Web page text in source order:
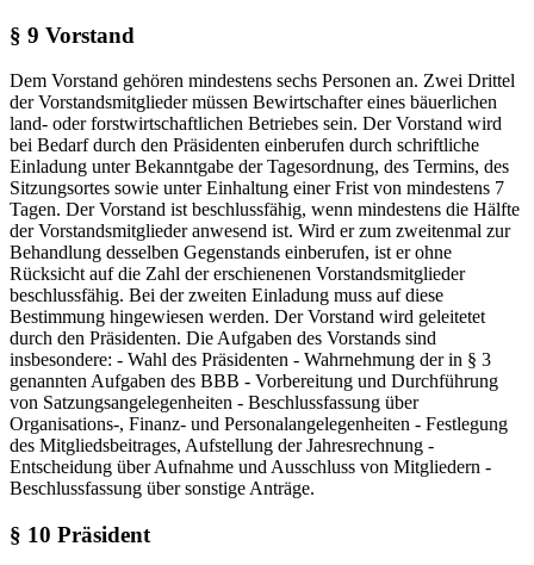
§ 9 Vorstand
Dem Vorstand gehören mindestens sechs Personen an. Zwei Drittel
der Vorstandsmitglieder müssen Bewirtschafter eines bäuerlichen
land- oder forstwirtschaftlichen Betriebes sein. Der Vorstand wird
bei Bedarf durch den Präsidenten einberufen durch schriftliche
Einladung unter Bekanntgabe der Tagesordnung, des Termins, des
Sitzungsortes sowie unter Einhaltung einer Frist von mindestens 7
Tagen. Der Vorstand ist beschlussfähig, wenn mindestens die Hälfte
der Vorstandsmitglieder anwesend ist. Wird er zum zweitenmal zur
Behandlung desselben Gegenstands einberufen, ist er ohne
Rücksicht auf die Zahl der erschienenen Vorstandsmitglieder
beschlussfähig. Bei der zweiten Einladung muss auf diese
Bestimmung hingewiesen werden. Der Vorstand wird geleitetet
durch den Präsidenten. Die Aufgaben des Vorstands sind
insbesondere: - Wahl des Präsidenten - Wahrnehmung der in § 3
genannten Aufgaben des BBB - Vorbereitung und Durchführung
von Satzungsangelegenheiten - Beschlussfassung über
Organisations-, Finanz- und Personalangelegenheiten - Festlegung
des Mitgliedsbeitrages, Aufstellung der Jahresrechnung -
Entscheidung über Aufnahme und Ausschluss von Mitgliedern -
Beschlussfassung über sonstige Anträge.
§ 10 Präsident